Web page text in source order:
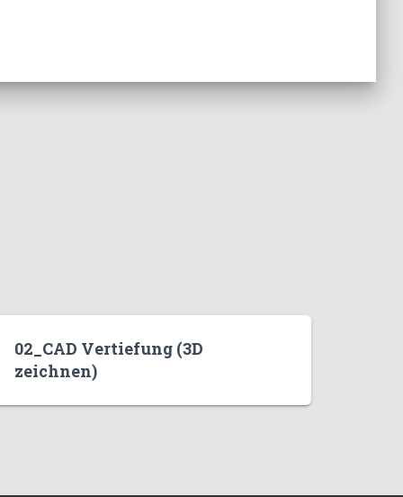
02_CAD Vertiefung (3D
zeichnen)